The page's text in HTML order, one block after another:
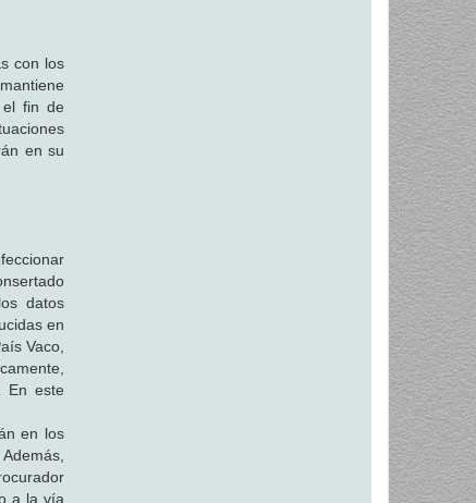
con los
el fin de
en su
datos
en
Vaco,
En este
en los
a la vía